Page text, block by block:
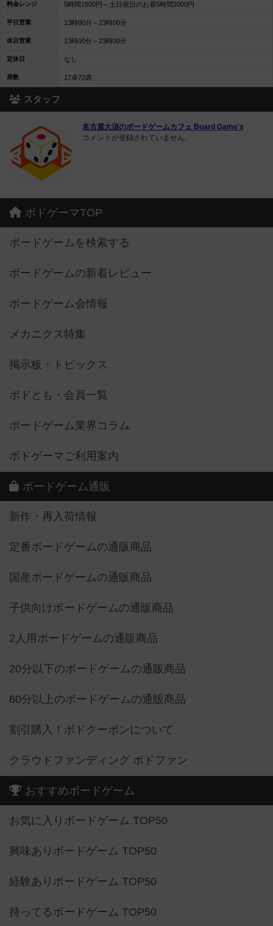
料金レンジ 5時間1500円～土日祝日のお昼5時間2000円
平日営業 13時00分～23時00分
休日営業 13時00分～23時00分
定休日 なし
席数 17卓72席
スタッフ
名古屋大須のボードゲームカフェ Board Game's
コメントが登録されていません。
ボドゲーマTOP
ボードゲームを検索する
ボードゲームの新着レビュー
ボードゲーム会情報
メカニクス特集
掲示板・トピックス
ボドとも・会員一覧
ボードゲーム業界コラム
ボドゲーマご利用案内
ボードゲーム通販
新作・再入荷情報
定番ボードゲームの通販商品
国産ボードゲームの通販商品
子供向けボードゲームの通販商品
2人用ボードゲームの通販商品
20分以下のボードゲームの通販商品
60分以上のボードゲームの通販商品
割引購入！ボドクーポンについて
クラウドファンディング ボドファン
おすすめボードゲーム
お気に入りボードゲーム TOP50
興味ありボードゲーム TOP50
経験ありボードゲーム TOP50
持ってるボードゲーム TOP50